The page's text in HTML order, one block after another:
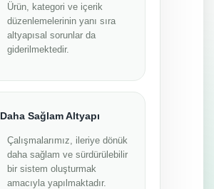
Ürün, kategori ve içerik
düzenlemelerinin yanı sıra
altyapısal sorunlar da
giderilmektedir.
Daha Sağlam Altyapı
Çalışmalarımız, ileriye dönük
daha sağlam ve sürdürülebilir
bir sistem oluşturmak
amacıyla yapılmaktadır.